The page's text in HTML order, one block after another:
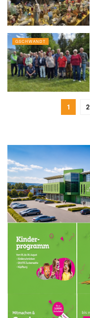
GSCHWANDT
1 2